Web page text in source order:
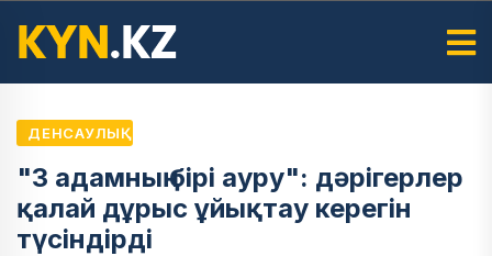
ДЕНСАУЛЫҚ
"3 адамның бірі ауру": дәрігерлер
қалай дұрыс ұйықтау керегін
түсіндірді